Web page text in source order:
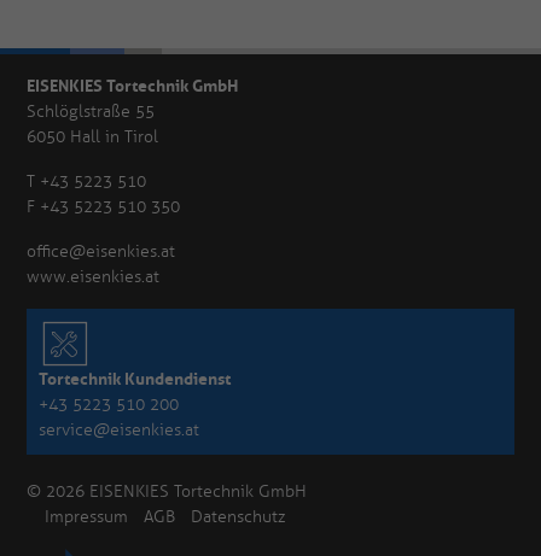
EISENKIES Tortechnik GmbH
Schlöglstraße 55
6050 Hall in Tirol
T +43 5223 510
F +43 5223 510 350
office@eisenkies.at
www.eisenkies.at
Tortechnik Kundendienst
+43 5223 510 200
service@eisenkies.at
© 2026 EISENKIES Tortechnik GmbH
Impressum
AGB Datenschutz